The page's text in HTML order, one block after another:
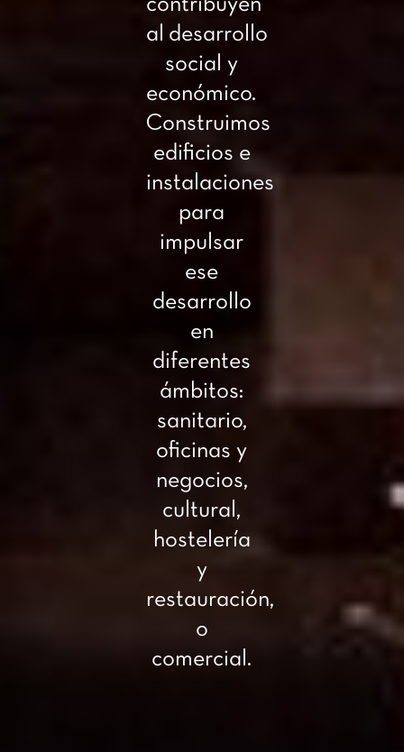
contribuyen
al desarrollo
social y
económico.
Construimos
edificios e
instalaciones
para
impulsar
ese
desarrollo
en
diferentes
ámbitos:
sanitario,
oficinas y
negocios,
cultural,
hostelería
y
restauración,
o
comercial.